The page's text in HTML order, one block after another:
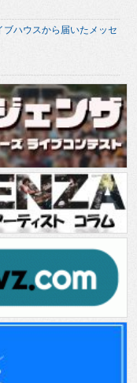
ハウスから届いたメッセ